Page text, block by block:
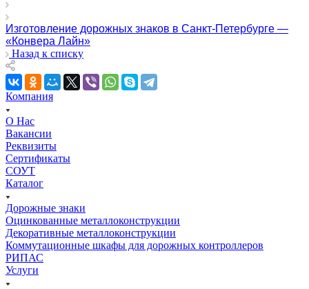
Изготовление дорожных знаков в Санкт-Петербурге —
«Конвера Лайн»
Назад к списку
Компания
О Нас
Вакансии
Реквизиты
Сертификаты
СОУТ
Каталог
Дорожные знаки
Оцинкованные металлоконструкции
Декоративные металлоконструкции
Коммутационные шкафы для дорожных контроллеров
РИПАС
Услуги